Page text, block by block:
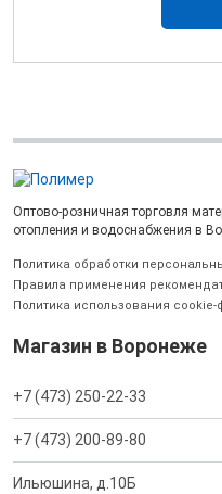
Оптово-розничная торговля
отопления и водоснабжения в
Политика обработки
Правила применения
Политика использования cookie-
Магазин в Воронеже
+7 (473) 250-22-33
+7 (473) 200-89-80
Ильюшина, д.10Б